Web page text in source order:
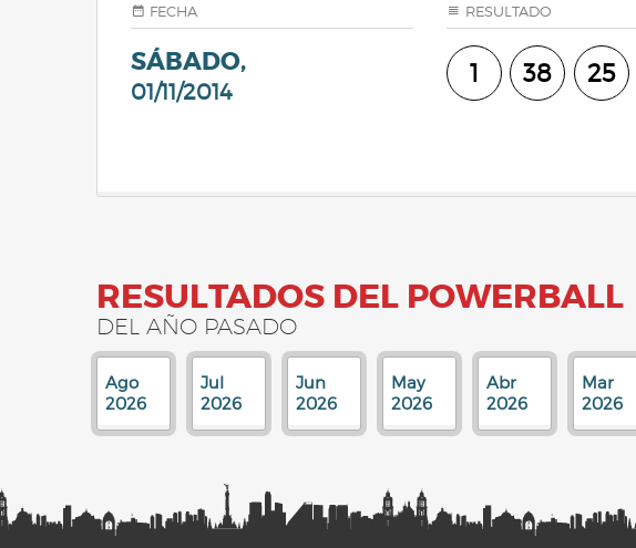
FECHA
SÁBADO,
01/11/2014
RESULTADO
1 38 25
RESULTADOS DEL POWERBALL
DEL AÑO PASADO
Ago
2026
Jul
2026
Jun
2026
May
2026
Abr
2026
Mar
2026